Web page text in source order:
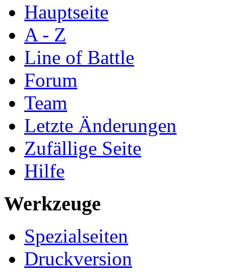
Hauptseite
A - Z
Line of Battle
Forum
Team
Letzte Änderungen
Zufällige Seite
Hilfe
Werkzeuge
Spezialseiten
Druckversion